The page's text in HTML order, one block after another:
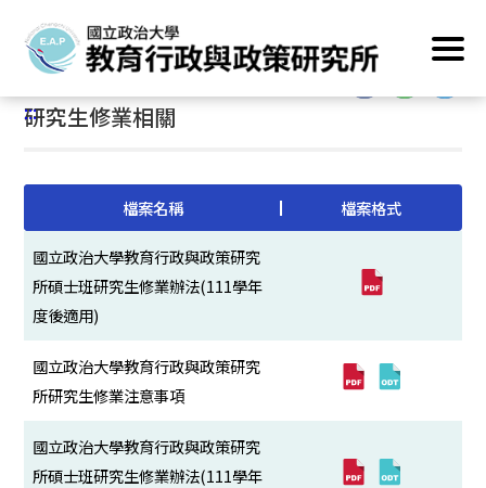
到
要
內
首頁 /主要業務 / 所規章程
:::
研究生修業相關
檔案名稱 檔案格式
國立政治大學教育行政與政策研究
所碩士班研究生修業辦法(111學年
度後適用)
國立政治大學教育行政與政策研究
所研究生修業注意事項
國立政治大學教育行政與政策研究
所碩士班研究生修業辦法(111學年